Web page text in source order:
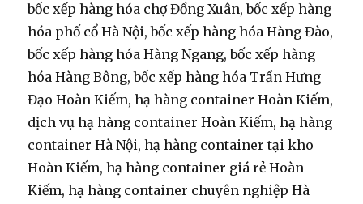
bốc xếp hàng hóa chợ Đồng Xuân, bốc xếp hàng
hóa phố cổ Hà Nội, bốc xếp hàng hóa Hàng Đào,
bốc xếp hàng hóa Hàng Ngang, bốc xếp hàng
hóa Hàng Bông, bốc xếp hàng hóa Trần Hưng
Đạo Hoàn Kiếm, hạ hàng container Hoàn Kiếm,
dịch vụ hạ hàng container Hoàn Kiếm, hạ hàng
container Hà Nội, hạ hàng container tại kho
Hoàn Kiếm, hạ hàng container giá rẻ Hoàn
Kiếm, hạ hàng container chuyên nghiệp Hà